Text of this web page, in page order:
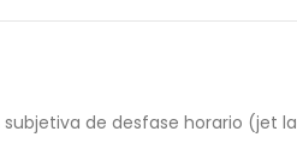
de desfase horario (jet